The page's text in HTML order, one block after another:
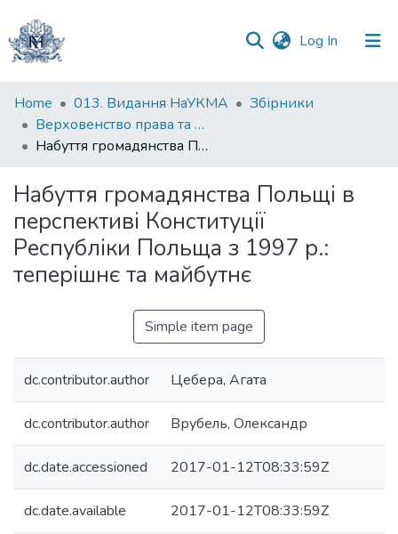
Log In (current)
Communities
&
Collections
Statistics
Home 013. Видання НаУКМА
Збірники
Верховенство права та місцеве самоврядування: тези доповідей студентів і аспірантів на ІІІ Міжнародному науково-практичному форумі з верховенства права
Набуття громадянства Польщі в перспективі Конституції Республіки Польща з 1997 р.: теперішнє та майбутнє
Набуття громадянства Польщі в
перспективі Конституції
Республіки Польща з 1997 р.:
теперішнє та майбутнє
Simple item page
dc.contributor.author Цебера, Агата
dc.contributor.author Врубель, Олександр
dc.date.accessioned 2017-01-12T08:33:59Z
dc.date.available 2017-01-12T08:33:59Z